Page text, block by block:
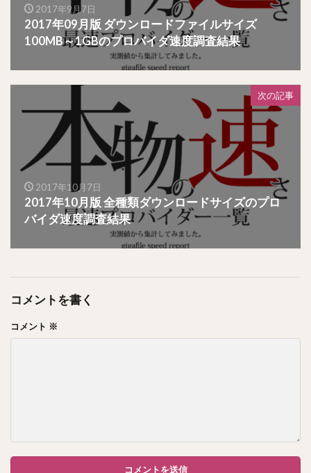
2017年9月7日
2017年09月版 ダウンロードファイルサイズ
100MB～1GBのプロバイダ速度調査結果
次の記事
2017年10月7日
2017年10月版 全種類ダウンロードサイズのプロ
バイダ速度調査結果
コメントを書く
コメント ※